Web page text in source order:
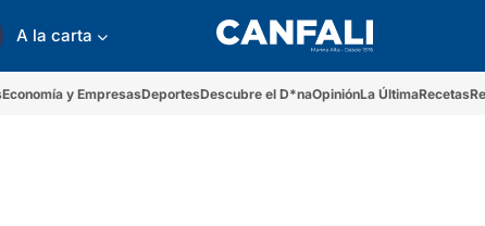
A la carta
Economía y EmpresasDeportesDescubre el D*naOpiniónLa ÚltimaRecetas